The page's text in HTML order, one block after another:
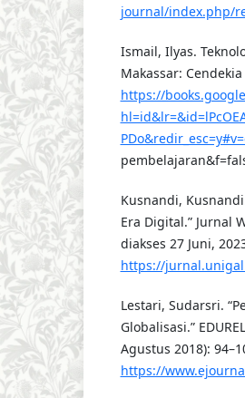
journal/index.php/
Ismail, Ilyas.
Makassar:
https://
Kusnandi,
Era Digital.” Jurnal
diakses 27 Juni,
https://
Lestari, Sudarsri.
Globalisasi.”
Agustus 2018):
https://